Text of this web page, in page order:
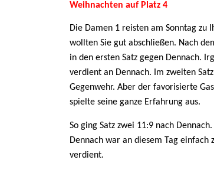
Weihnachten auf Platz 4
Die Damen 1 reisten am Sonntag zu
wollten Sie gut abschließen. Nach
in den ersten Satz gegen Dennach.
verdient an Dennach. Im zweiten
Gegenwehr. Aber der favorisierte
spielte seine ganze Erfahrung aus.
So ging Satz zwei 11:9 nach
Dennach war an diesem Tag
verdient.